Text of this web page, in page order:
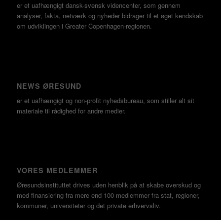
er et uafhængigt dansk-svensk videncenter, som gennem
analyser, fakta, netværk og nyheder bidrager til et øget kendskab
om udviklingen i Greater Copenhagen-regionen.
NEWS ØRESUND
er et uafhængigt og non-profit nyhedsbureau, som stiller alt sit
materiale til rådighed for andre medier.
VORES MEDLEMMER
Øresundsinstituttet drives uden henblik på at skabe overskud og
med finansiering fra mere end 100 medlemmer fra stat, regioner,
kommuner, universiteter og det private erhvervsliv.